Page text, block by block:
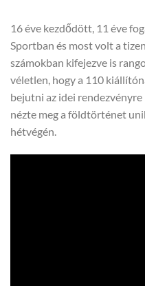
16 éve kezdődött, 11 éve
Sportban és most volt a
számokban kifejezve is
véletlen, hogy a 110
bejutni az idei
nézte meg a földtörténet
hétvégén.